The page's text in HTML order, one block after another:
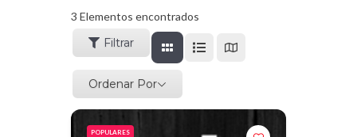
3 Elementos encontrados
Filtrar
Ordenar Por
POPULARES